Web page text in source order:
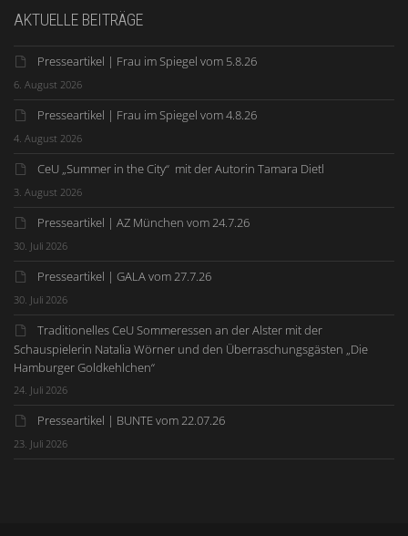
AKTUELLE BEITRÄGE
Presseartikel | Frau im Spiegel vom 5.8.26
6. August 2026
Presseartikel | Frau im Spiegel vom 4.8.26
4. August 2026
CeU „Summer in the City“ mit der Autorin Tamara Dietl
3. August 2026
Presseartikel | AZ München vom 24.7.26
30. Juli 2026
Presseartikel | GALA vom 27.7.26
30. Juli 2026
Traditionelles CeU Sommeressen an der Alster mit der
Schauspielerin Natalia Wörner und den Überraschungsgästen „Die
Hamburger Goldkehlchen“
24. Juli 2026
Presseartikel | BUNTE vom 22.07.26
23. Juli 2026